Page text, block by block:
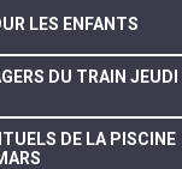
LES ENFANTS
DU TRAIN JEUDI
DE LA PISCINE